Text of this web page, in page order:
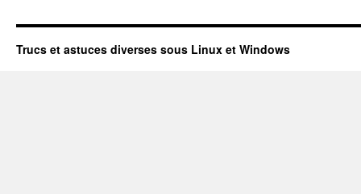
Trucs et astuces diverses sous Linux et Windows